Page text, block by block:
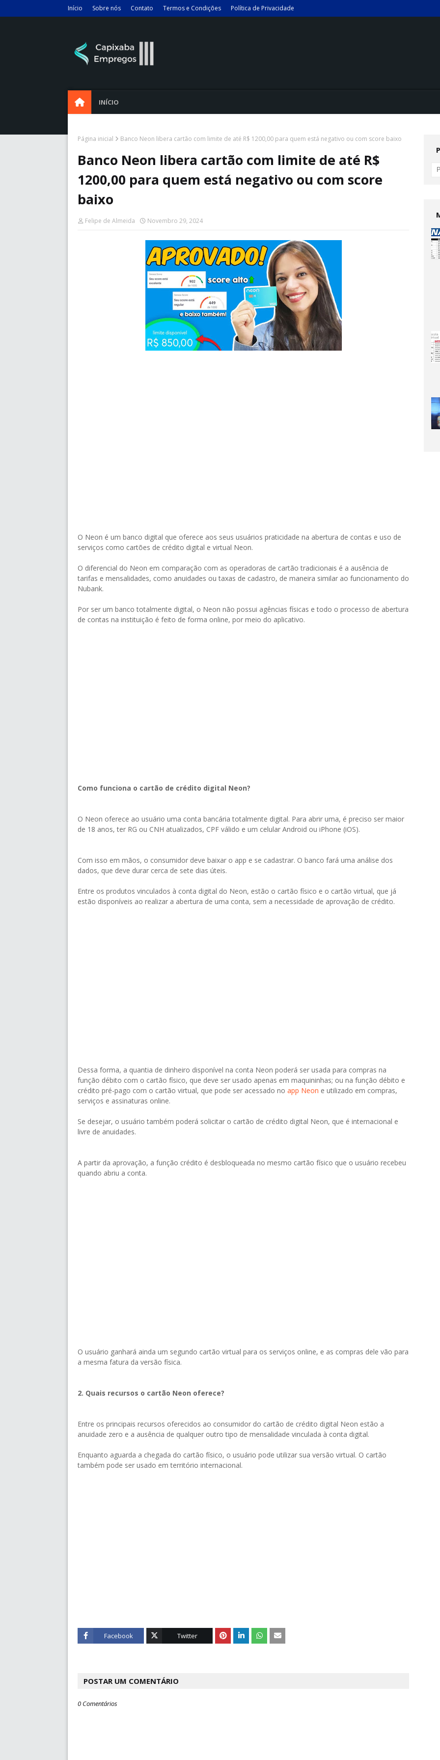
Início Sobre nós Contato Termos e Condições Política de Privacidade
INÍCIO
Página inicial Banco Neon libera cartão com limite de até R$ 1200,00 para quem está negativo ou com score baixo
Banco Neon libera cartão com limite de até R$
1200,00 para quem está negativo ou com score
baixo
Felipe de Almeida Novembro 29, 2024
O Neon é um banco digital que oferece aos seus usuários praticidade na abertura de contas e uso de
serviços como cartões de crédito digital e virtual Neon.
O diferencial do Neon em comparação com as operadoras de cartão tradicionais é a ausência de
tarifas e mensalidades, como anuidades ou taxas de cadastro, de maneira similar ao funcionamento do
Nubank.
Por ser um banco totalmente digital, o Neon não possui agências físicas e todo o processo de abertura
de contas na instituição é feito de forma online, por meio do aplicativo.
Como funciona o cartão de crédito digital Neon?
O Neon oferece ao usuário uma conta bancária totalmente digital. Para abrir uma, é preciso ser maior
de 18 anos, ter RG ou CNH atualizados, CPF válido e um celular Android ou iPhone (iOS).
Com isso em mãos, o consumidor deve baixar o app e se cadastrar. O banco fará uma análise dos
dados, que deve durar cerca de sete dias úteis.
Entre os produtos vinculados à conta digital do Neon, estão o cartão físico e o cartão virtual, que já
estão disponíveis ao realizar a abertura de uma conta, sem a necessidade de aprovação de crédito.
Dessa forma, a quantia de dinheiro disponível na conta Neon poderá ser usada para compras na
função débito com o cartão físico, que deve ser usado apenas em maquininhas; ou na função débito e
crédito pré-pago com o cartão virtual, que pode ser acessado no app Neon e utilizado em compras,
serviços e assinaturas online.
Se desejar, o usuário também poderá solicitar o cartão de crédito digital Neon, que é internacional e
livre de anuidades.
A partir da aprovação, a função crédito é desbloqueada no mesmo cartão físico que o usuário recebeu
quando abriu a conta.
O usuário ganhará ainda um segundo cartão virtual para os serviços online, e as compras dele vão para
a mesma fatura da versão física.
2. Quais recursos o cartão Neon oferece?
Entre os principais recursos oferecidos ao consumidor do cartão de crédito digital Neon estão a
anuidade zero e a ausência de qualquer outro tipo de mensalidade vinculada à conta digital.
Enquanto aguarda a chegada do cartão físico, o usuário pode utilizar sua versão virtual. O cartão
também pode ser usado em território internacional.
Facebook Twitter
POSTAR UM COMENTÁRIO
0 Comentários